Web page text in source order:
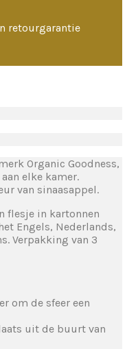
retourgarantie
Organic Goodness,
elke kamer.
van sinaasappel.
flesje in kartonnen
Engels, Nederlands,
Verpakking van 3
om de sfeer een
uit de buurt van